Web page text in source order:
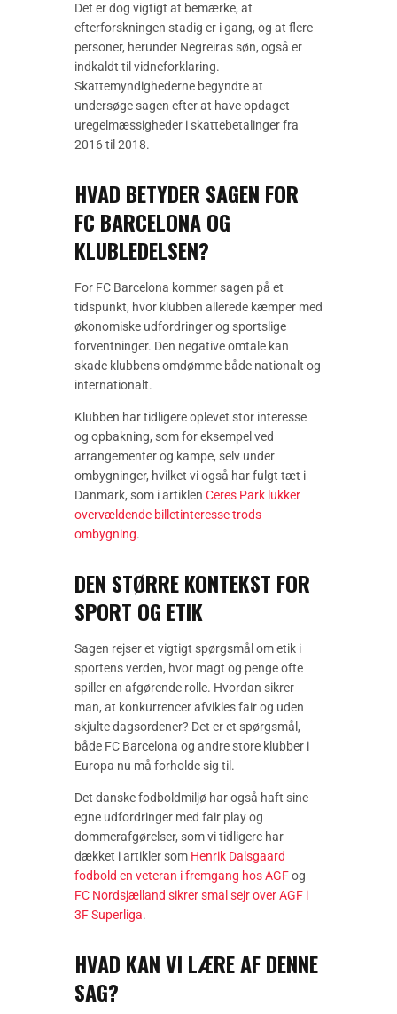
Det er dog vigtigt at bemærke, at
efterforskningen stadig er i gang, og at flere
personer, herunder Negreiras søn, også er
indkaldt til vidneforklaring.
Skattemyndighederne begyndte at
undersøge sagen efter at have opdaget
uregelmæssigheder i skattebetalinger fra
2016 til 2018.
HVAD BETYDER SAGEN FOR
FC BARCELONA OG
KLUBLEDELSEN?
For FC Barcelona kommer sagen på et
tidspunkt, hvor klubben allerede kæmper med
økonomiske udfordringer og sportslige
forventninger. Den negative omtale kan
skade klubbens omdømme både nationalt og
internationalt.
Klubben har tidligere oplevet stor interesse
og opbakning, som for eksempel ved
arrangementer og kampe, selv under
ombygninger, hvilket vi også har fulgt tæt i
Danmark, som i artiklen Ceres Park lukker
overvældende billetinteresse trods
ombygning.
DEN STØRRE KONTEKST FOR
SPORT OG ETIK
Sagen rejser et vigtigt spørgsmål om etik i
sportens verden, hvor magt og penge ofte
spiller en afgørende rolle. Hvordan sikrer
man, at konkurrencer afvikles fair og uden
skjulte dagsordener? Det er et spørgsmål,
både FC Barcelona og andre store klubber i
Europa nu må forholde sig til.
Det danske fodboldmiljø har også haft sine
egne udfordringer med fair play og
dommerafgørelser, som vi tidligere har
dækket i artikler som Henrik Dalsgaard
fodbold en veteran i fremgang hos AGFog
FC Nordsjælland sikrer smal sejr over AGF i
3F Superliga.
HVAD KAN VI LÆRE AF DENNE
SAG?